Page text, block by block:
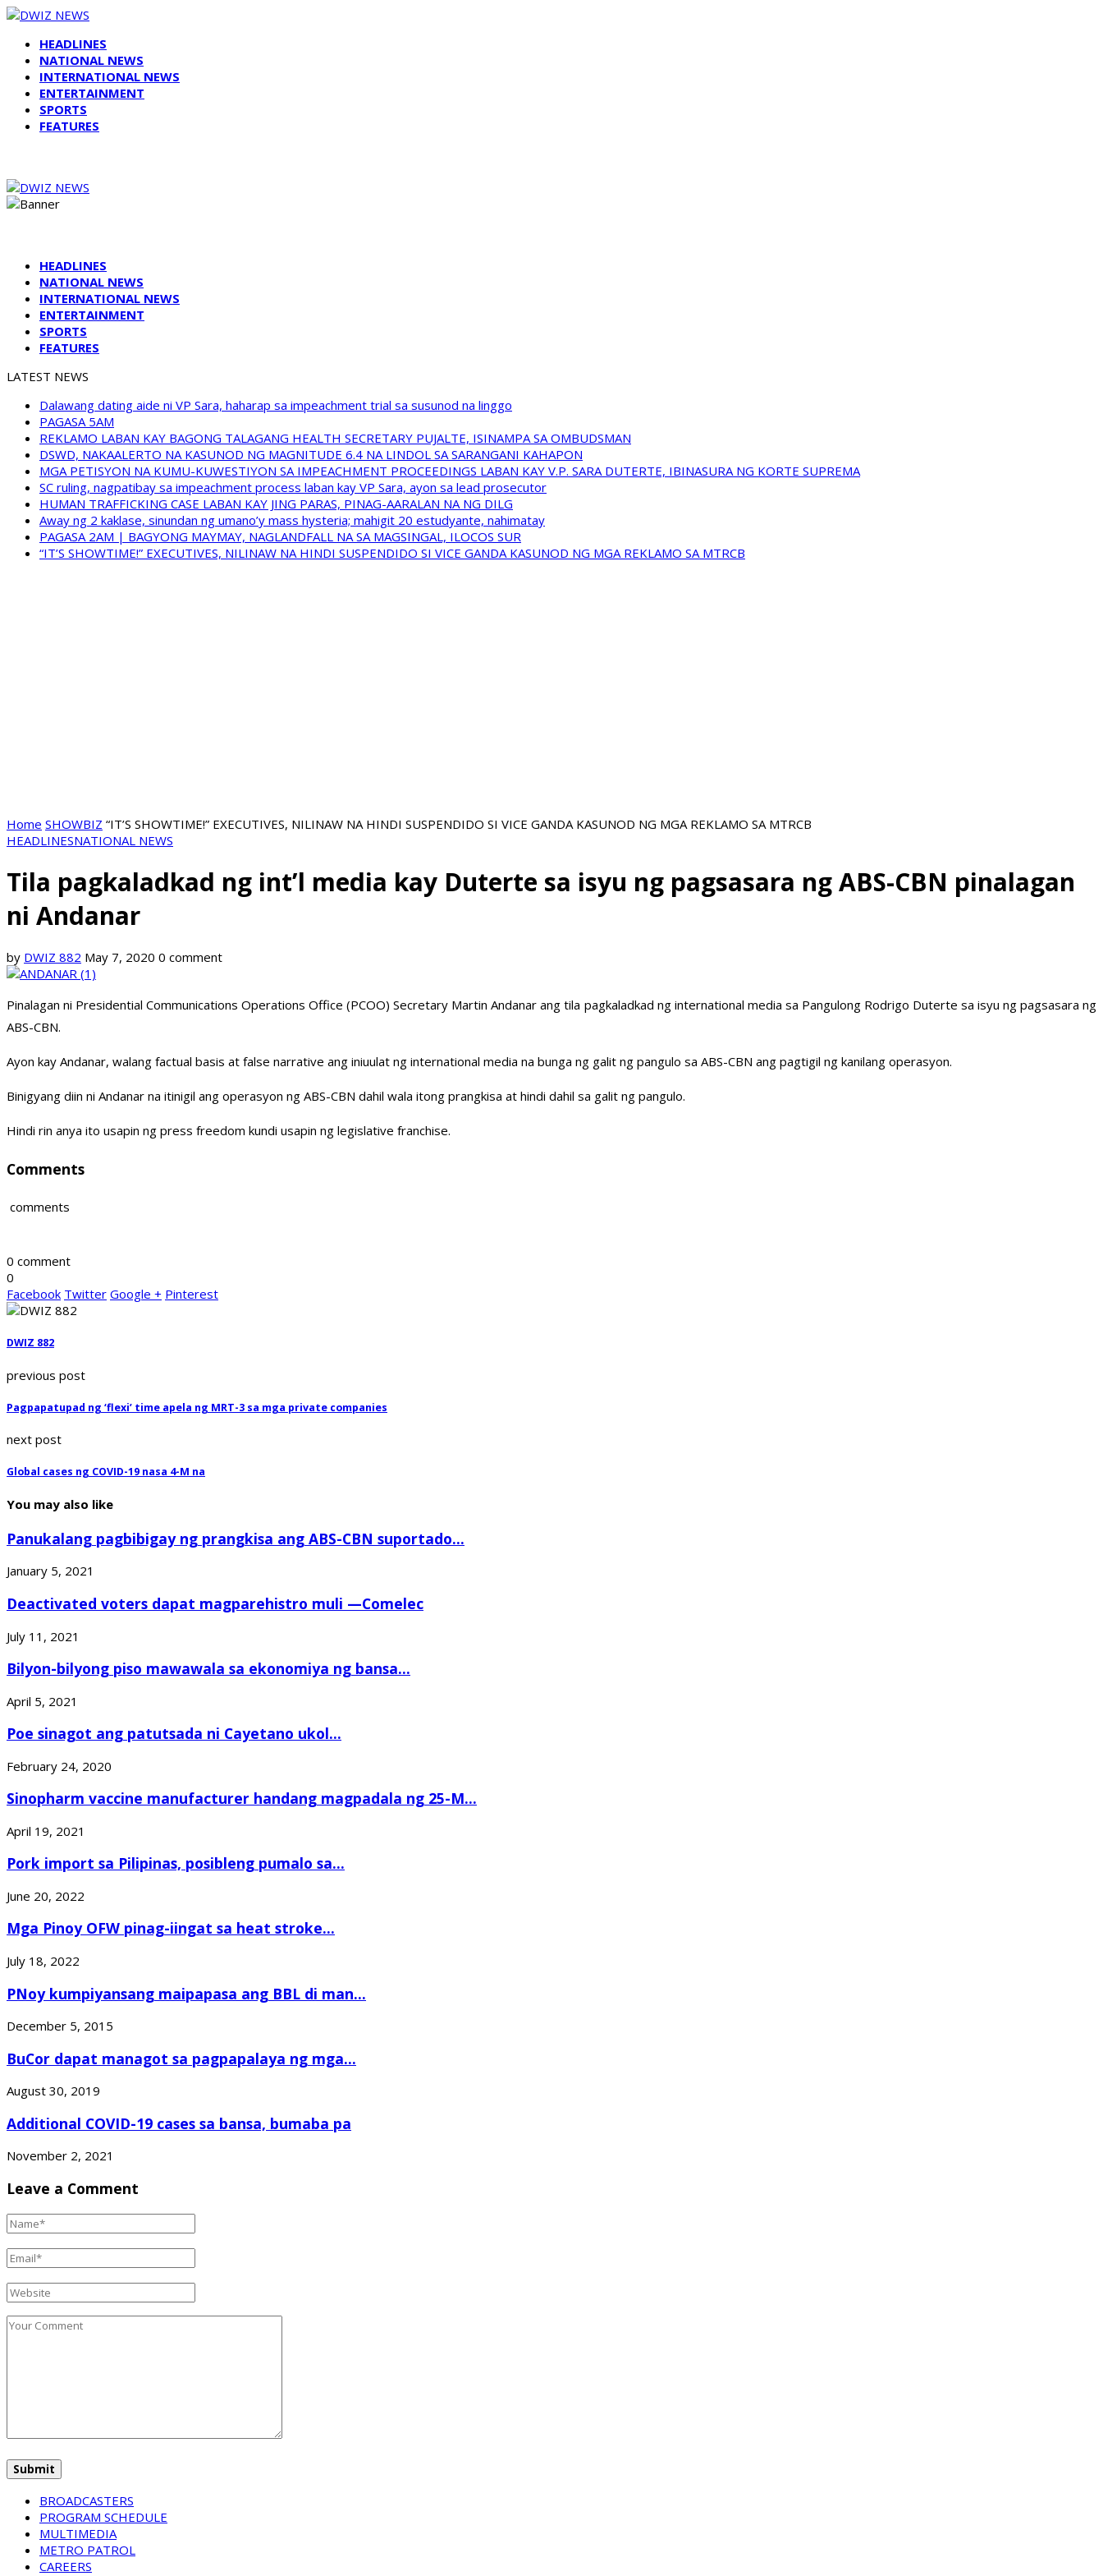
HEADLINES
NATIONAL NEWS
INTERNATIONAL NEWS
ENTERTAINMENT
SPORTS
FEATURES
HEADLINES
NATIONAL NEWS
INTERNATIONAL NEWS
ENTERTAINMENT
SPORTS
FEATURES
LATEST NEWS
Dalawang dating aide ni VP Sara, haharap sa impeachment trial sa susunod na linggo
PAGASA 5AM
REKLAMO LABAN KAY BAGONG TALAGANG HEALTH SECRETARY PUJALTE, ISINAMPA SA OMBUDSMAN
DSWD, NAKAALERTO NA KASUNOD NG MAGNITUDE 6.4 NA LINDOL SA SARANGANI KAHAPON
MGA PETISYON NA KUMU-KUWESTIYON SA IMPEACHMENT PROCEEDINGS LABAN KAY V.P. SARA DUTERTE, IBINASURA NG KORTE SUPREMA
SC ruling, nagpatibay sa impeachment process laban kay VP Sara, ayon sa lead prosecutor
HUMAN TRAFFICKING CASE LABAN KAY JING PARAS, PINAG-AARALAN NA NG DILG
Away ng 2 kaklase, sinundan ng umano’y mass hysteria; mahigit 20 estudyante, nahimatay
PAGASA 2AM | BAGYONG MAYMAY, NAGLANDFALL NA SA MAGSINGAL, ILOCOS SUR
“IT’S SHOWTIME!” EXECUTIVES, NILINAW NA HINDI SUSPENDIDO SI VICE GANDA KASUNOD NG MGA REKLAMO SA MTRCB
Home SHOWBIZ “IT’S SHOWTIME!” EXECUTIVES, NILINAW NA HINDI SUSPENDIDO SI VICE GANDA KASUNOD NG MGA REKLAMO SA MTRCB
HEADLINESNATIONAL NEWS
Tila pagkaladkad ng int’l media kay Duterte sa isyu ng pagsasara ng ABS-CBN pinalagan
ni Andanar
by DWIZ 882 May 7, 2020 0 comment
Pinalagan ni Presidential Communications Operations Office (PCOO) Secretary Martin Andanar ang tila pagkaladkad ng international media sa Pangulong Rodrigo Duterte sa isyu ng pagsasara ng
ABS-CBN.
Ayon kay Andanar, walang factual basis at false narrative ang iniuulat ng international media na bunga ng galit ng pangulo sa ABS-CBN ang pagtigil ng kanilang operasyon.
Binigyang diin ni Andanar na itinigil ang operasyon ng ABS-CBN dahil wala itong prangkisa at hindi dahil sa galit ng pangulo.
Hindi rin anya ito usapin ng press freedom kundi usapin ng legislative franchise.
Comments
comments
0 comment
0
Facebook Twitter Google + Pinterest
DWIZ 882
previous post
Pagpapatupad ng ‘flexi’ time apela ng MRT-3 sa mga private companies
next post
Global cases ng COVID-19 nasa 4-M na
You may also like
Panukalang pagbibigay ng prangkisa ang ABS-CBN suportado...
January 5, 2021
Deactivated voters dapat magparehistro muli —Comelec
July 11, 2021
Bilyon-bilyong piso mawawala sa ekonomiya ng bansa...
April 5, 2021
Poe sinagot ang patutsada ni Cayetano ukol...
February 24, 2020
Sinopharm vaccine manufacturer handang magpadala ng 25-M...
April 19, 2021
Pork import sa Pilipinas, posibleng pumalo sa...
June 20, 2022
Mga Pinoy OFW pinag-iingat sa heat stroke...
July 18, 2022
PNoy kumpiyansang maipapasa ang BBL di man...
December 5, 2015
BuCor dapat managot sa pagpapalaya ng mga...
August 30, 2019
Additional COVID-19 cases sa bansa, bumaba pa
November 2, 2021
Leave a Comment
BROADCASTERS
PROGRAM SCHEDULE
MULTIMEDIA
METRO PATROL
CAREERS